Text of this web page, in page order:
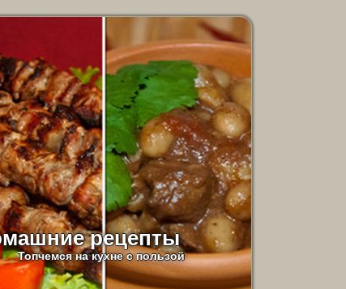
рецепты
Топчемся на кухне с пользой